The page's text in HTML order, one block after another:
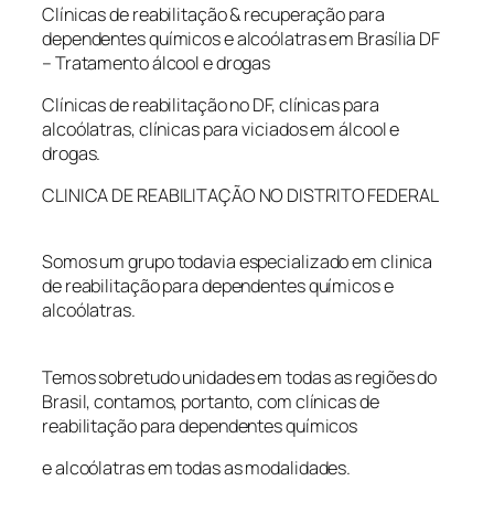
Clínicas de reabilitação & recuperação para
dependentes químicos e alcoólatras em Brasília DF
– Tratamento álcool e drogas
Clínicas de reabilitação no DF, clínicas para
alcoólatras, clínicas para viciados em álcool e
drogas.
CLINICA DE REABILITAÇÃO NO DISTRITO FEDERAL
Somos um grupo todavia especializado em clinica
de reabilitação para dependentes químicos e
alcoólatras.
Temos sobretudo unidades em todas as regiões do
Brasil, contamos, portanto, com clínicas de
reabilitação para dependentes químicos
e alcoólatras em todas as modalidades.